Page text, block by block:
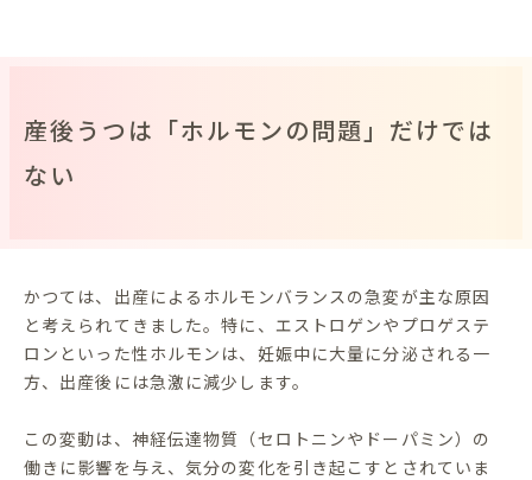
産後うつは「ホルモンの問題」だけでは
ない
かつては、出産によるホルモンバランスの急変が主な原因
と考えられてきました。特に、エストロゲンやプロゲステ
ロンといった性ホルモンは、妊娠中に大量に分泌される一
方、出産後には急激に減少します。
この変動は、神経伝達物質（セロトニンやドーパミン）の
働きに影響を与え、気分の変化を引き起こすとされていま